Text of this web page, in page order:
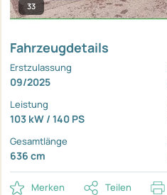
33
Fahrzeugdetails
Erstzulassung
09/2025
Leistung
103 kW / 140 PS
Gesamtlänge
636 cm
Merken Teilen